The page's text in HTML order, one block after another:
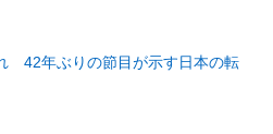
42年ぶりの節目が示す日本の転